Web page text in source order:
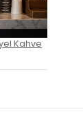
Kahve